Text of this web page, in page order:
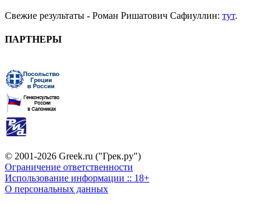
Свежие результаты - Роман Ришатович Сафиуллин: тут.
ПАРТНЕРЫ
© 2001-2026 Greek.ru ("Грек.ру")
Ограничение ответственности
Использование информации :: 18+
О персональных данных